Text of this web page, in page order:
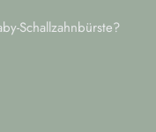
Schallzahnbürste?